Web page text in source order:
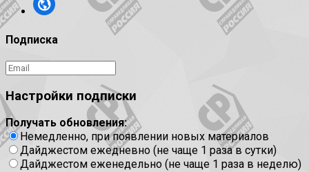
Подписка
Настройки подписки
Получать обновления:
Немедленно, при появлении новых материалов
Дайджестом ежедневно (не чаще 1 раза в сутки)
Дайджестом еженедельно (не чаще 1 раза в неделю)